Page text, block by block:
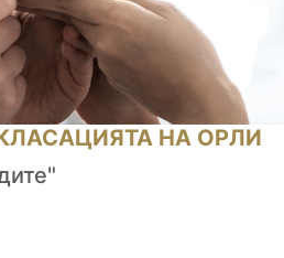
НА ОРЛИ